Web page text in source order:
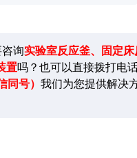
询实验室反应釜、固定床
置吗？也可以直接拨打电
同号） 我们为您提供解决